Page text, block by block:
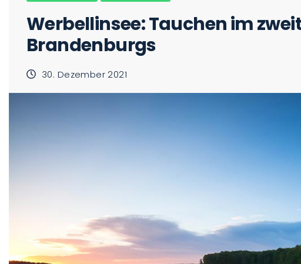
Werbellinsee: Tauchen im
Brandenburgs
30. Dezember 2021